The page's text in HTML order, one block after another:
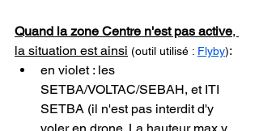
Quand la zone Centre n'est pas active,
la situation est ainsi (outil utilisé : Flyby):
en violet : les
SETBA/VOLTAC/SEBAH, et ITI
SETBA (il n'est pas interdit d'y